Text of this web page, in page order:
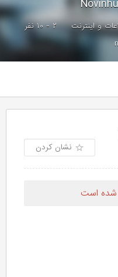
و اینترنت
۲ - ۱۰ نفر
نشان کردن
شده است